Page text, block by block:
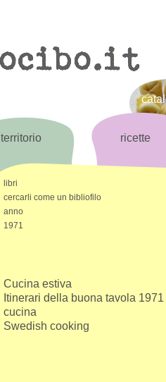
territorio ricette
libri
cercarli come un bibliofilo
anno
1971
Cucina estiva
Itinerari della buona tavola
cucina
Swedish cooking